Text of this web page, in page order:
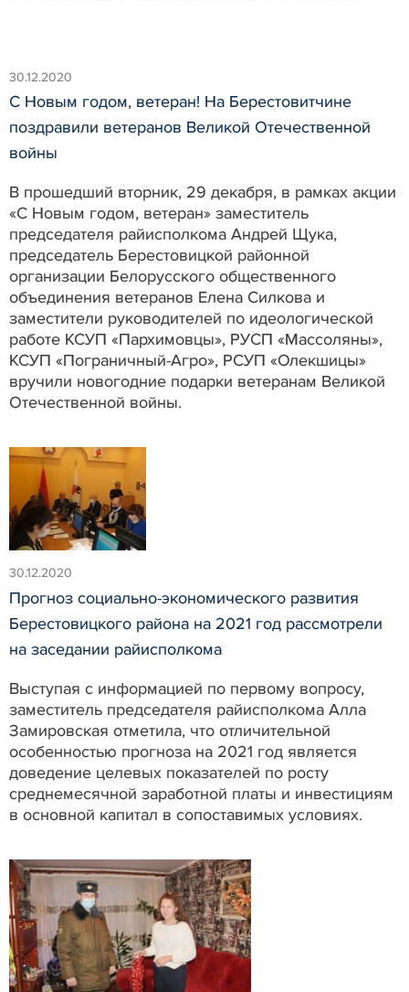
30.12.2020
С Новым годом, ветеран! На Берестовитчине
поздравили ветеранов Великой Отечественной
войны
В прошедший вторник, 29 декабря, в рамках акции
«С Новым годом, ветеран» заместитель
председателя райисполкома Андрей Щука,
председатель Берестовицкой районной
организации Белорусского общественного
объединения ветеранов Елена Силкова и
заместители руководителей по идеологической
работе КСУП «Пархимовцы», РУСП «Массоляны»,
КСУП «Пограничный-Агро», РСУП «Олекшицы»
вручили новогодние подарки ветеранам Великой
Отечественной войны.
30.12.2020
Прогноз социально-экономического развития
Берестовицкого района на 2021 год рассмотрели
на заседании райисполкома
Выступая с информацией по первому вопросу,
заместитель председателя райисполкома Алла
Замировская отметила, что отличительной
особенностью прогноза на 2021 год является
доведение целевых показателей по росту
среднемесячной заработной платы и инвестициям
в основной капитал в сопоставимых условиях.